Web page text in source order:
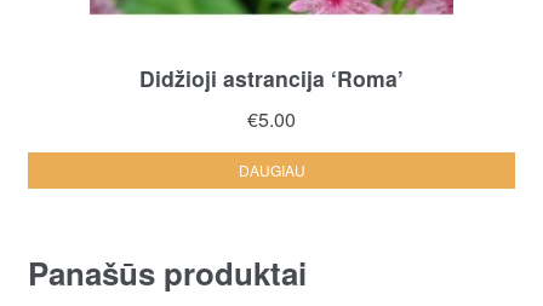
Didžioji astrancija ‘Roma’
€5.00
DAUGIAU
Panašūs produktai